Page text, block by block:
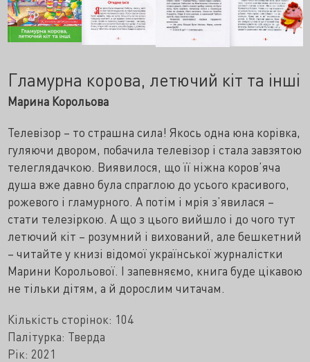
Гламурна корова, летючий кіт та інші
Марина Корольова
Телевізор – то страшна сила! Якось одна юна корівка,
гуляючи двором, побачила телевізор і стала завзятою
телеглядачкою. Виявилося, що її ніжна коров’яча
душа вже давно була спраглою до усього красивого,
рожевого і гламурного. А потім і мрія з’явилася –
стати телезіркою. А що з цього вийшло і до чого тут
летючий кіт – розумний і вихований, але бешкетний
– читайте у книзі відомої української журналістки
Марини Корольової. І запевняємо, книга буде цікавою
не тільки дітям, а й дорослим читачам.
Кількість сторінок: 104
Палітурка: Тверда
Рік: 2021